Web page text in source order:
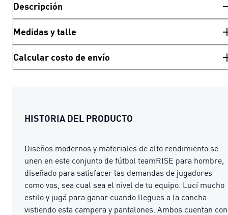
Descripción
Medidas y talle
Calcular costo de envío
HISTORIA DEL PRODUCTO
Diseños modernos y materiales de alto rendimiento se
unen en este conjunto de fútbol teamRISE para hombre,
diseñado para satisfacer las demandas de jugadores
como vos, sea cual sea el nivel de tu equipo. Lucí mucho
estilo y jugá para ganar cuando llegues a la cancha
vistiendo esta campera y pantalones. Ambos cuentan con